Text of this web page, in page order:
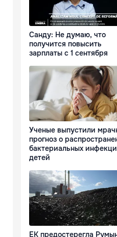
Санду: Не думаю, что
получится повысить
зарплаты с 1 сентября
Ученые выпустили
прогноз о
бактериальных
детей
ЕК предостерегла